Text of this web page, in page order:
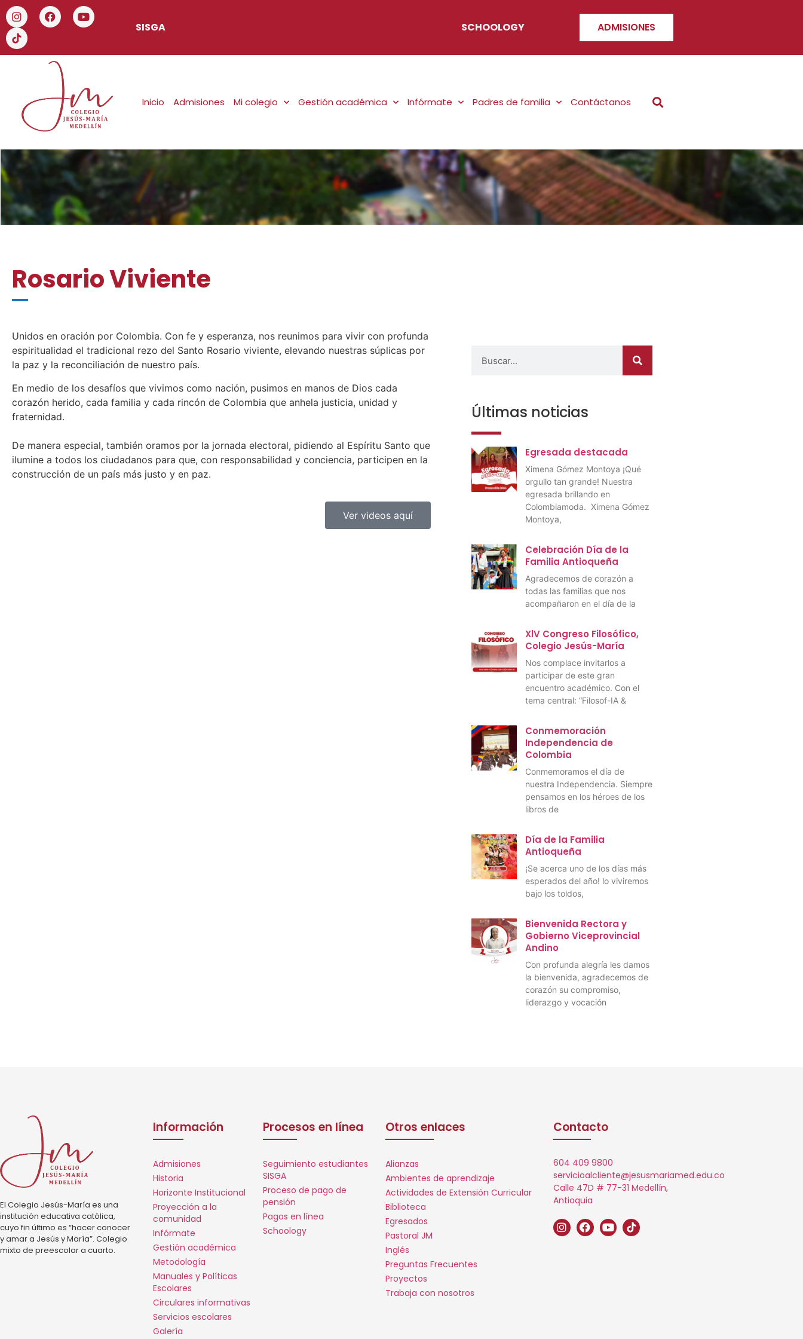
SISGA SCHOOLOGY ADMISIONES
Inicio Admisiones Mi colegio Gestión académica Infórmate Padres de familia Contáctanos
Rosario Viviente
Unidos en oración por Colombia. Con fe y esperanza, nos reunimos para vivir con profunda
espiritualidad el tradicional rezo del Santo Rosario viviente, elevando nuestras súplicas por
la paz y la reconciliación de nuestro país.
En medio de los desafíos que vivimos como nación, pusimos en manos de Dios cada
corazón herido, cada familia y cada rincón de Colombia que anhela justicia, unidad y
fraternidad.
De manera especial, también oramos por la jornada electoral, pidiendo al Espíritu Santo que
ilumine a todos los ciudadanos para que, con responsabilidad y conciencia, participen en la
construcción de un país más justo y en paz.
Ver videos aquí
Últimas noticias
Egresada destacada
Ximena Gómez Montoya ¡Qué
orgullo tan grande! Nuestra
egresada brillando en
Colombiamoda. Ximena Gómez
Montoya,
Celebración Día de la
Familia Antioqueña
Agradecemos de corazón a
todas las familias que nos
acompañaron en el día de la
XlV Congreso Filosófico,
Colegio Jesús-María
Nos complace invitarlos a
participar de este gran
encuentro académico. Con el
tema central: “Filosof-IA &
Conmemoración
Independencia de
Colombia
Conmemoramos el día de
nuestra Independencia. Siempre
pensamos en los héroes de los
libros de
Día de la Familia
Antioqueña
¡Se acerca uno de los días más
esperados del año! lo viviremos
bajo los toldos,
Bienvenida Rectora y
Gobierno Viceprovincial
Andino
Con profunda alegría les damos
la bienvenida, agradecemos de
corazón su compromiso,
liderazgo y vocación
El Colegio Jesús-María es una
institución educativa católica,
cuyo fin último es “hacer conocer
y amar a Jesús y María”. Colegio
mixto de preescolar a cuarto.
Información
Admisiones
Historia
Horizonte Institucional
Proyección a la
comunidad
Infórmate
Gestión académica
Metodología
Manuales y Políticas
Escolares
Circulares informativas
Servicios escolares
Galería
Procesos en línea
Seguimiento estudiantes
SISGA
Proceso de pago de
pensión
Pagos en línea
Schoology
Otros enlaces
Alianzas
Ambientes de aprendizaje
Actividades de Extensión Curricular
Biblioteca
Egresados
Pastoral JM
Inglés
Preguntas Frecuentes
Proyectos
Trabaja con nosotros
Contacto
604 409 9800
servicioalcliente@jesusmariamed.edu.co
Calle 47D # 77-31 Medellín,
Antioquia